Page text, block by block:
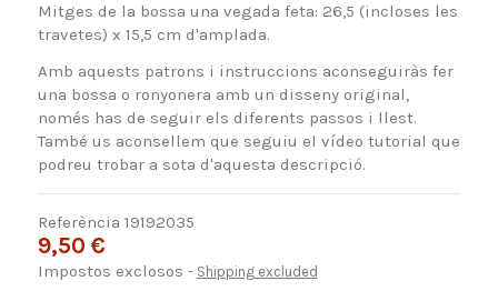
Mitges de la bossa una vegada feta: 26,5 (incloses les
travetes) x 15,5 cm d'amplada.
Amb aquests patrons i instruccions aconseguiràs fer
una bossa o ronyonera amb un disseny original,
només has de seguir els diferents passos i llest.
També us aconsellem que seguiu el vídeo tutorial que
podreu trobar a sota d'aquesta descripció.
Referència 19192035
9,50 €
Impostos exclosos Shipping excluded